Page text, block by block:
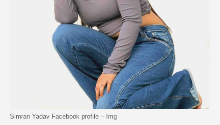
Simran Yadav Facebook profile – Img